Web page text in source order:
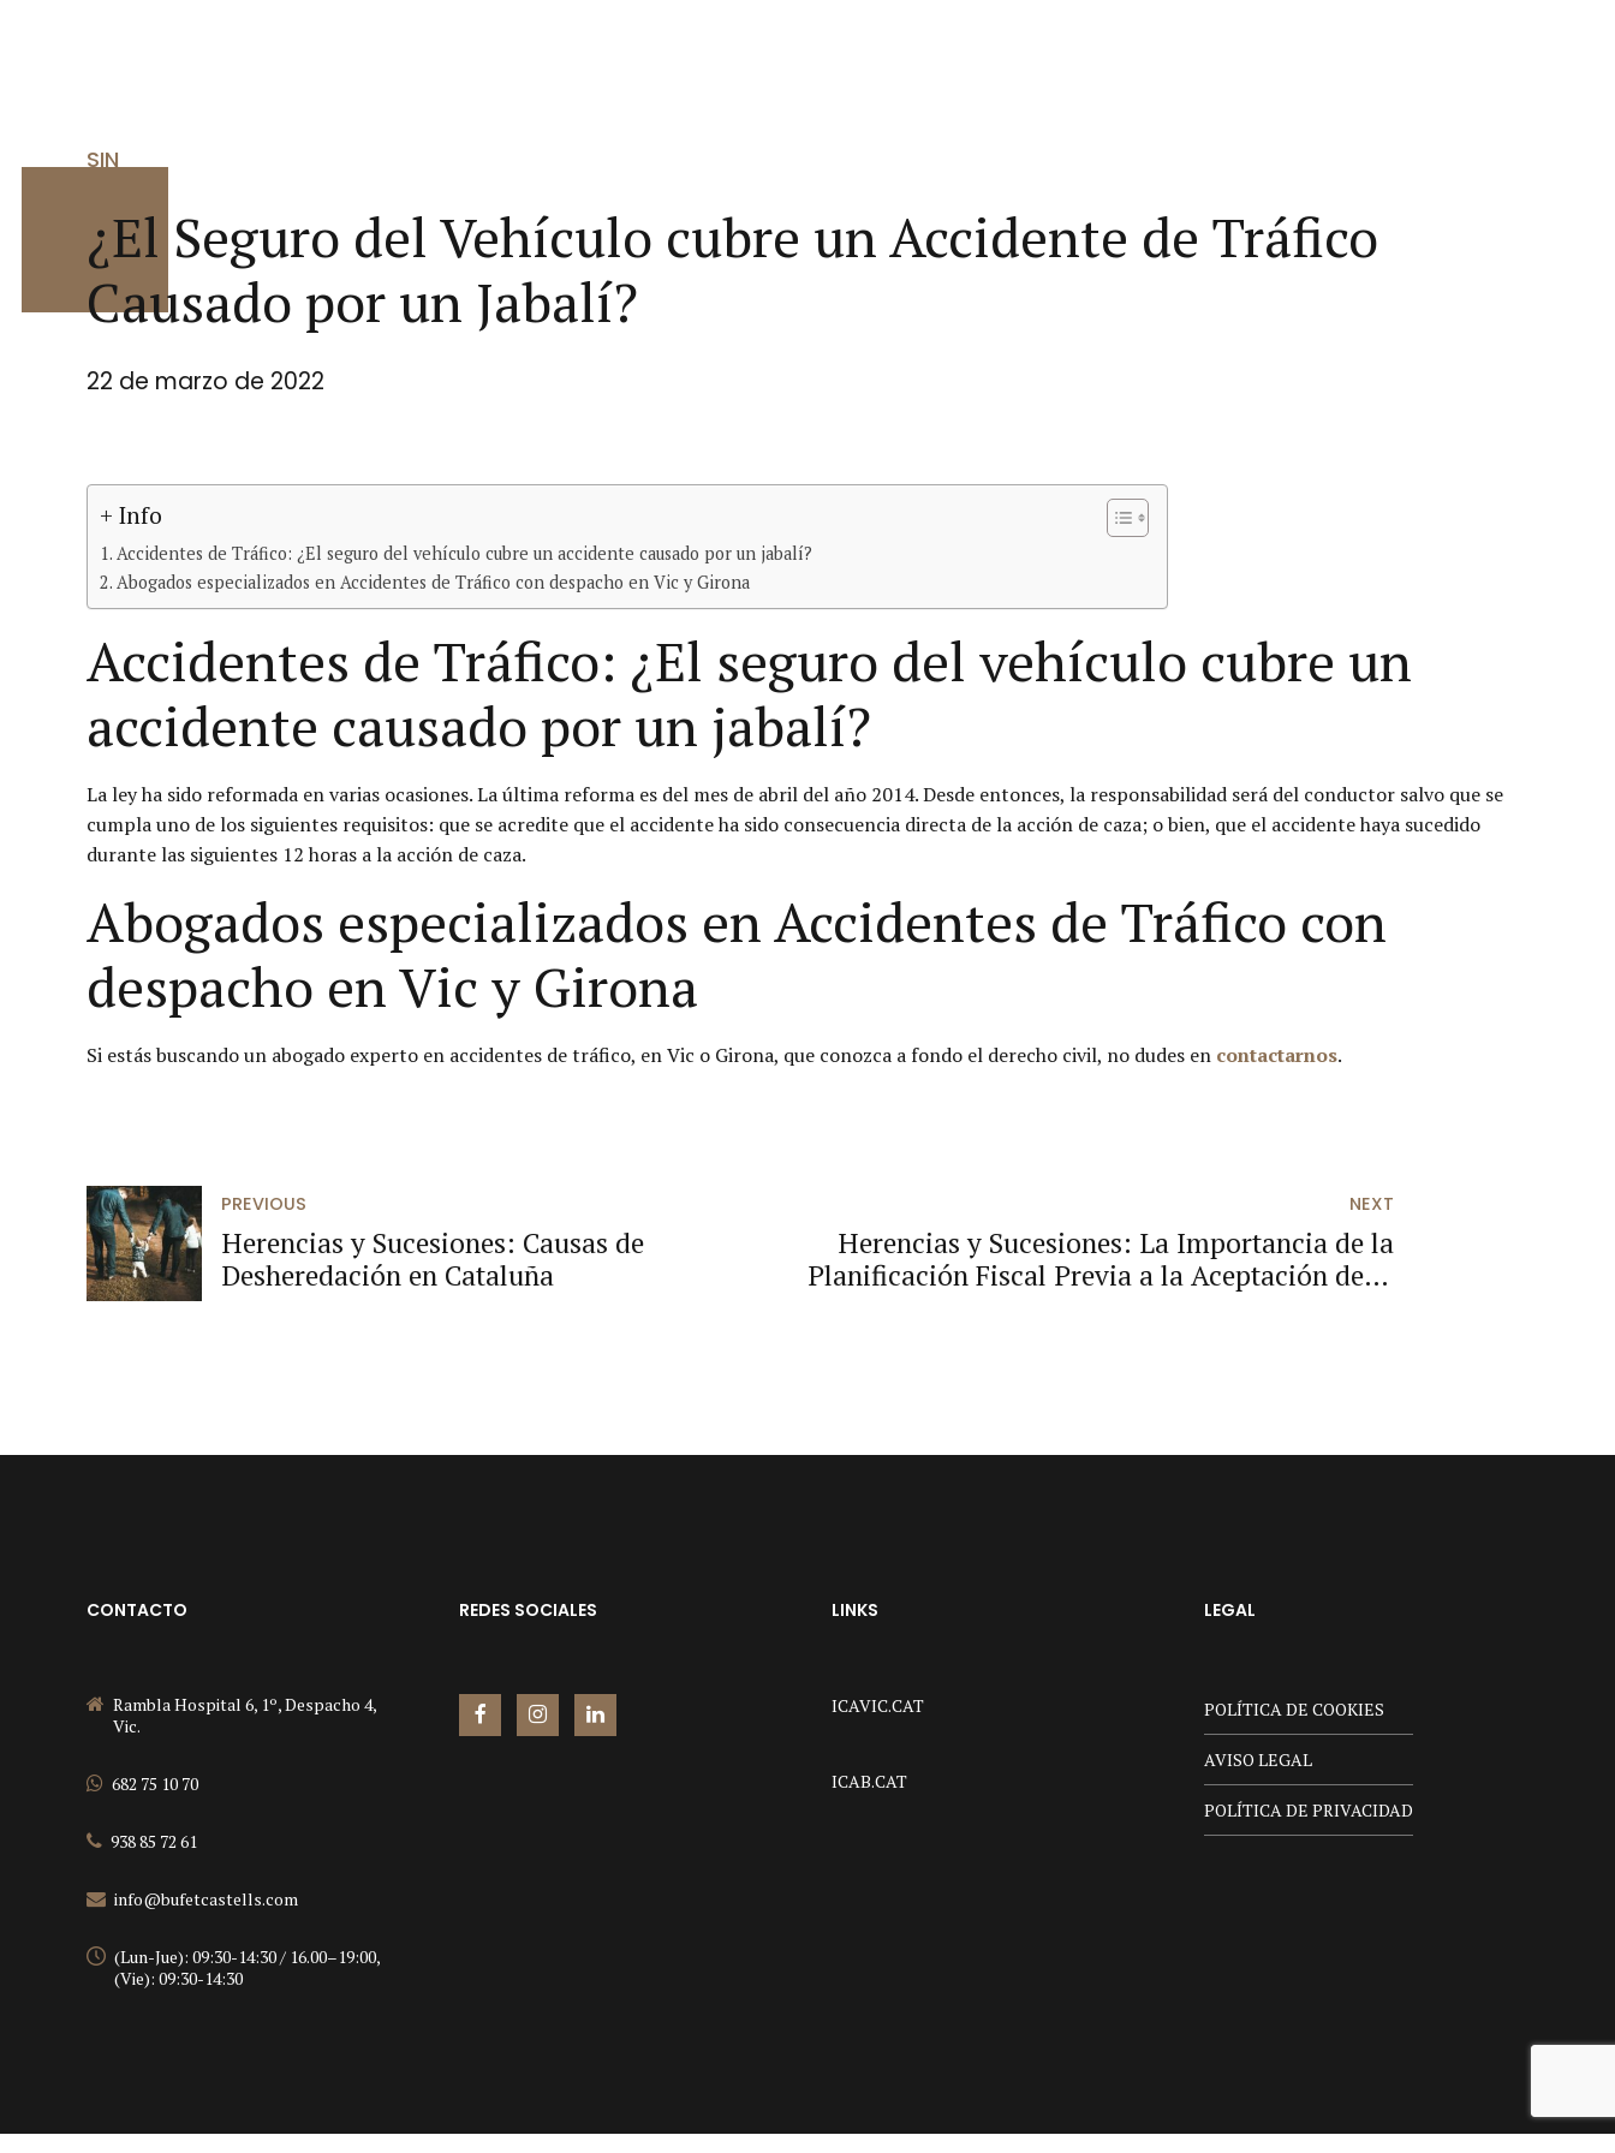
SIN
¿El Seguro del Vehículo cubre un Accidente de Tráfico
Causado por un Jabalí?
22 de marzo de 2022
+ Info
Accidentes de Tráfico: ¿El seguro del vehículo cubre un accidente causado por un jabalí?
Abogados especializados en Accidentes de Tráfico con despacho en Vic y Girona
Accidentes de Tráfico: ¿El seguro del vehículo cubre un
accidente causado por un jabalí?
La ley ha sido reformada en varias ocasiones. La última reforma es del mes de abril del año 2014. Desde entonces, la responsabilidad será del conductor salvo que se
cumpla uno de los siguientes requisitos: que se acredite que el accidente ha sido consecuencia directa de la acción de caza; o bien, que el accidente haya sucedido
durante las siguientes 12 horas a la acción de caza.
Abogados especializados en Accidentes de Tráfico con
despacho en Vic y Girona
Si estás buscando un abogado experto en accidentes de tráfico, en Vic o Girona, que conozca a fondo el derecho civil, no dudes en contactarnos.
PREVIOUS
Herencias y Sucesiones: Causas de
Desheredación en Cataluña
NEXT
Herencias y Sucesiones: La Importancia de la
Planificación Fiscal Previa a la Aceptación de la
CONTACTO
Rambla Hospital 6, 1º, Despacho 4,
Vic.
682 75 10 70
938 85 72 61
info@bufetcastells.com
(Lun-Jue): 09:30-14:30 / 16.00–19:00,
(Vie): 09:30-14:30
REDES SOCIALES LINKS
ICAVIC.CAT
ICAB.CAT
LEGAL
POLÍTICA DE COOKIES
AVISO LEGAL
POLÍTICA DE PRIVACIDAD